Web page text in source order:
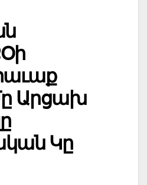
Արցախ
Կը